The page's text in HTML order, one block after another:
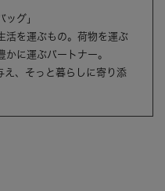
ッグ」
活を運ぶもの。荷物を運ぶ
に運ぶパートナー。
、そっと暮らしに寄り添